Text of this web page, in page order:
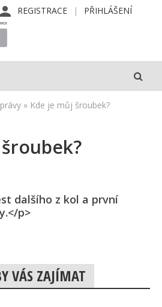
REGISTRACE PŘIHLÁŠENÍ
» Kde je můj šroubek?
dalšího z kol a první
p>
VÁS ZAJÍMAT